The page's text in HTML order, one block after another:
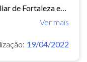
Ver mais
19/04/2022